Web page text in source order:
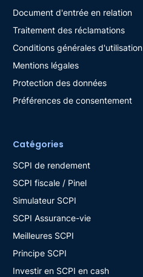
Document d'entrée en relation
Traitement des réclamations
Conditions générales d'utilisation
Mentions légales
Protection des données
Préférences de consentement
Catégories
SCPI de rendement
SCPI fiscale / Pinel
Simulateur SCPI
SCPI Assurance-vie
Meilleures SCPI
Principe SCPI
Investir en SCPI en cash